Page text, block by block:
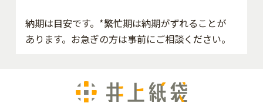
納期は目安です。*繁忙期は納期がずれることが
あります。お急ぎの方は事前にご相談ください。